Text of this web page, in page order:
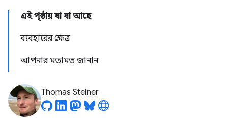
এই পৃষ্ঠায় যা যা আছে
ব্যবহারের ক্ষেত্র
আপনার মতামত জানান
Thomas Steiner